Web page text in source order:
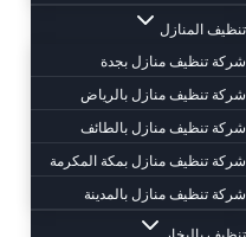
تنظيف المنازل
شركة تنظيف منازل بجدة
شركة تنظيف منازل بالرياض
شركة تنظيف منازل بالطائف
شركة تنظيف منازل بمكة المكرمة
شركة تنظيف منازل بالمدينة